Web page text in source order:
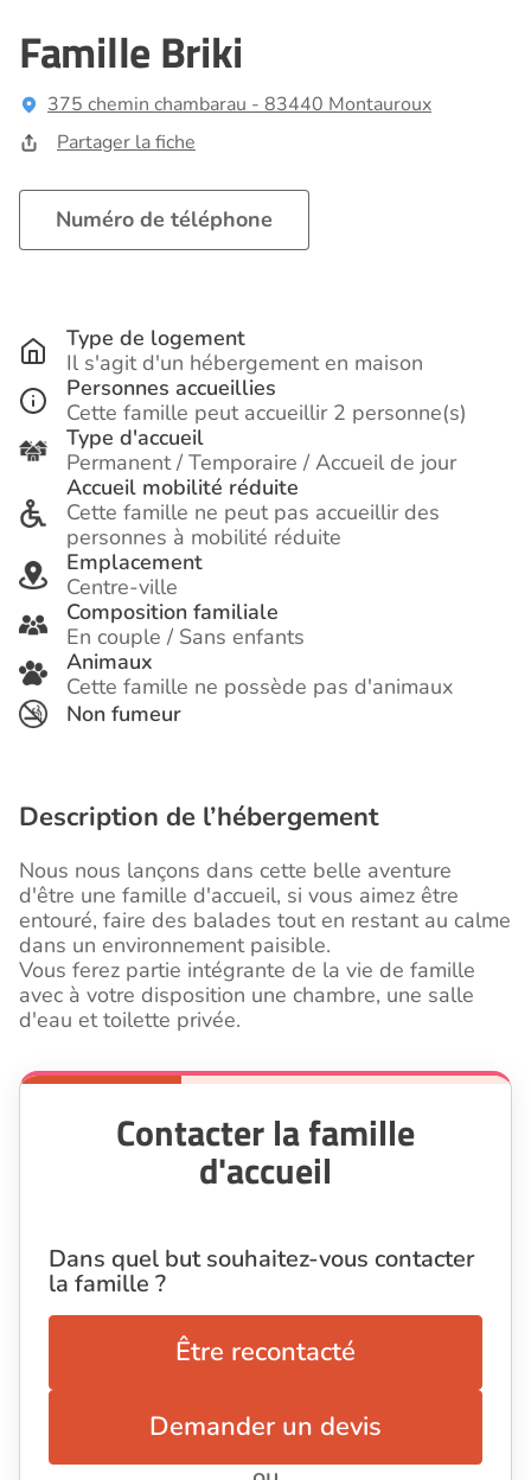
Famille Briki
375 chemin chambarau - 83440 Montauroux
Partager la fiche
Numéro de téléphone
Type de logement
Il s'agit d'un hébergement en maison
Personnes accueillies
Cette famille peut accueillir 2 personne(s)
Type d'accueil
Permanent / Temporaire / Accueil de jour
Accueil mobilité réduite
Cette famille ne peut pas accueillir des
personnes à mobilité réduite
Emplacement
Centre-ville
Composition familiale
En couple / Sans enfants
Animaux
Cette famille ne possède pas d'animaux
Non fumeur
Description de l’hébergement
Nous nous lançons dans cette belle aventure
d'être une famille d'accueil, si vous aimez être
entouré, faire des balades tout en restant au calme
dans un environnement paisible.
Vous ferez partie intégrante de la vie de famille
avec à votre disposition une chambre, une salle
d'eau et toilette privée.
Contacter la famille
d'accueil
Dans quel but souhaitez-vous contacter
la famille ?
Être recontacté
Demander un devis